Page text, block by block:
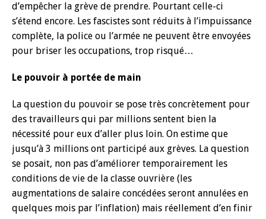
d’empêcher la grève de prendre. Pourtant celle-ci
s’étend encore. Les fascistes sont réduits à l’impuissance
complète, la police ou l’armée ne peuvent être envoyées
pour briser les occupations, trop risqué…
Le pouvoir à portée de main
La question du pouvoir se pose très concrètement pour
des travailleurs qui par millions sentent bien la
nécessité pour eux d’aller plus loin. On estime que
jusqu’à 3 millions ont participé aux grèves. La question
se posait, non pas d’améliorer temporairement les
conditions de vie de la classe ouvrière (les
augmentations de salaire concédées seront annulées en
quelques mois par l’inflation) mais réellement d’en finir